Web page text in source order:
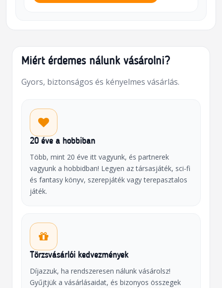
Miért érdemes nálunk vásárolni?
Gyors, biztonságos és kényelmes vásárlás.
20 éve a hobbiban
Több, mint 20 éve itt vagyunk, és partnerek
vagyunk a hobbidban! Legyen az társasjáték, sci-fi
és fantasy könyv, szerepjáték vagy terepasztalos
játék.
Törzsvásárlói kedvezmények
Díjazzuk, ha rendszeresen nálunk vásárolsz!
Gyűjtjük a vásárlásaidat, és bizonyos összegek